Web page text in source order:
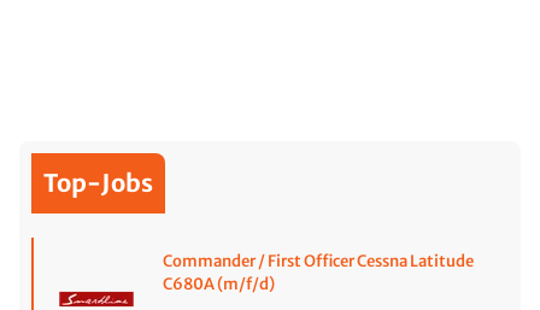
Top-Jobs
Commander / First Officer Cessna Latitude
C680A (m/f/d)